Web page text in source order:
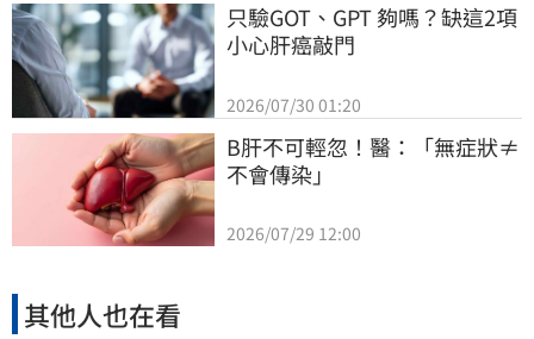
只驗GOT、GPT 夠嗎？缺這2項
小心肝癌敲門
2026/07/30 01:20
B肝不可輕忽！醫：「無症狀≠
不會傳染」
2026/07/29 12:00
其他人也在看